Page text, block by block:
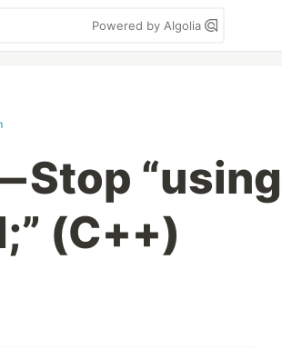
Powered by Algolia
Stop “using
(C++)